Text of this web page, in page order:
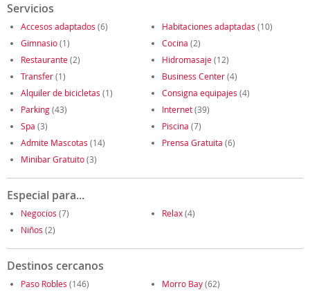
Servicios
Accesos adaptados (6) Habitaciones adaptadas (10)
Gimnasio(1) Cocina (2)
Restaurante(2) Hidromasaje(12)
Transfer(1) Business Center(4)
Alquiler de bicicletas (1) Consigna equipajes (4)
Parking(43) Internet(39)
Spa (3) Piscina (7)
Admite Mascotas (14) Prensa Gratuita (6)
Minibar Gratuito(3)
Especial para...
Negocios (7) Relax(4)
Niños (2)
Destinos cercanos
Paso Robles (146) Morro Bay(62)